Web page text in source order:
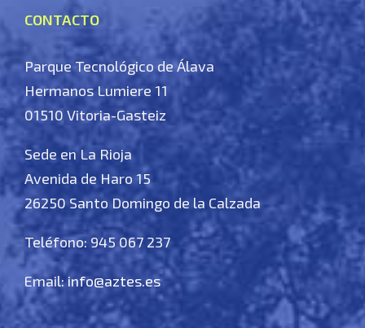
CONTACTO
Parque Tecnológico de Álava
Hermanos Lumiere 11
01510 Vitoria-Gasteiz
Sede en La Rioja
Avenida de Haro 15
26250 Santo Domingo de la Calzada
Teléfono: 945 067 237
Email:info@aztes.es